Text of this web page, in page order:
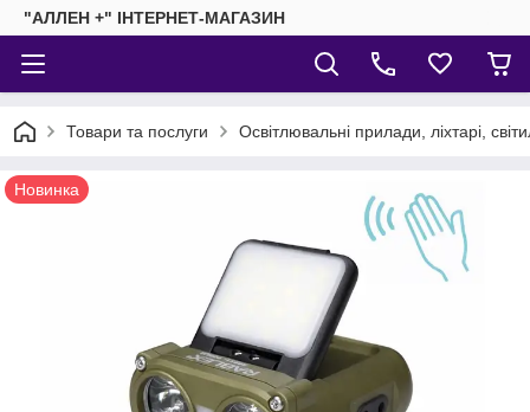
"АЛЛЕН +" ІНТЕРНЕТ-МАГАЗИН
Товари та послуги Освітлювальні прилади, ліхтарі,
Новинка